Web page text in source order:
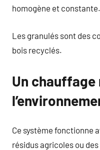
homogène et constante.
Les granulés sont des
bois recyclés.
Un
Ce système fonctionne
résidus agricoles ou